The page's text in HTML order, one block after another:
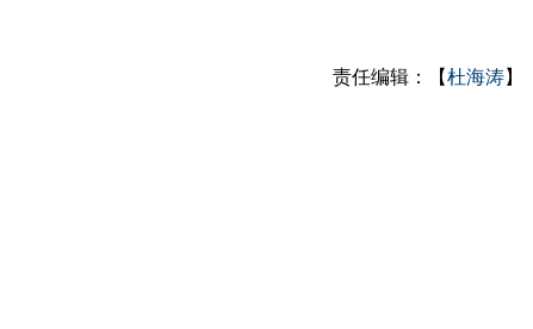
责任编辑：【杜海涛】